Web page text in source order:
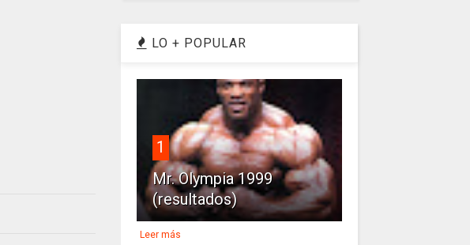
LO + POPULAR
1
Mr. Olympia 1999
(resultados)
Leer más